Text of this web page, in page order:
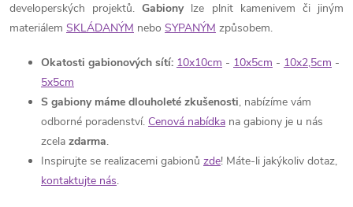
developerských projektů.Gabionylze plnit kamenivem či jiným
materiálem SKLÁDANÝM nebo SYPANÝM způsobem.
Okatosti gabionových sítí: 10x10cm - 10x5cm - 10x2,5cm -
5x5cm
S gabiony máme dlouholeté zkušenosti, nabízíme vám
odborné poradenství. Cenová nabídka na gabiony je u nás
zcela zdarma.
Inspirujte se realizacemi gabionů zde! Máte-li jakýkoliv dotaz,
kontaktujte nás.